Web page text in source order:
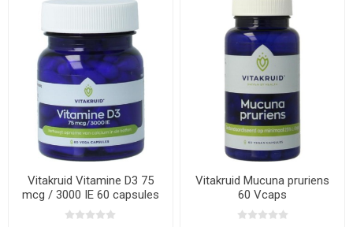
Vitakruid Vitamine D3 75
mcg / 3000 IE 60 capsules
Vitakruid Mucuna pruriens
60 Vcaps